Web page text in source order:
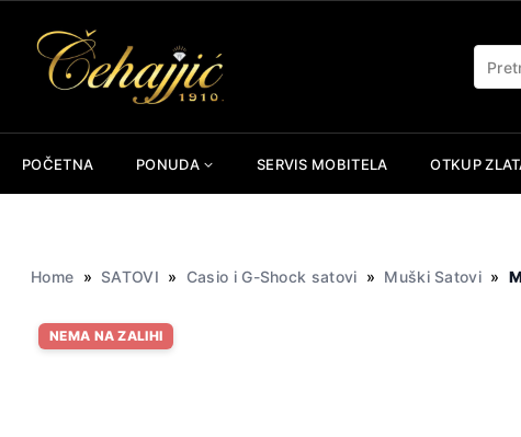
content
POČETNA PONUDA SERVIS MOBITELA OTKUP
Home » SATOVI » Casio i G-Shock satovi » Muški Satovi »
NEMA NA ZALIHI